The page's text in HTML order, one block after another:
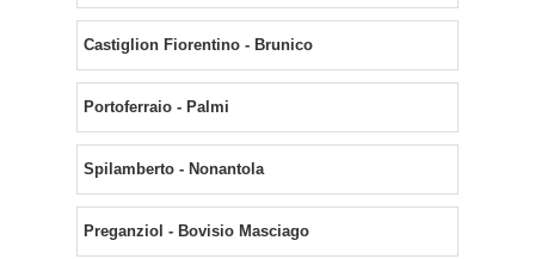
Castiglion Fiorentino - Brunico
Portoferraio - Palmi
Spilamberto - Nonantola
Preganziol - Bovisio Masciago